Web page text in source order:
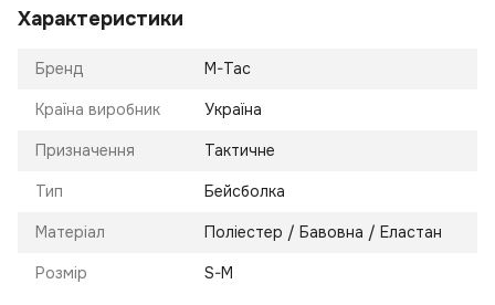
Характеристики
Бренд M-Tac
Країна виробник Україна
Призначення Тактичне
Тип Бейсболка
Матеріал Поліестер / Бавовна / Еластан
Розмір S-M